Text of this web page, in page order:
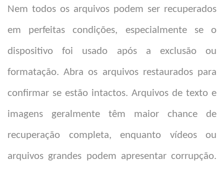
Nem todos os arquivos podem ser recuperados
em perfeitas condições, especialmente se o
dispositivo foi usado após a exclusão ou
formatação. Abra os arquivos restaurados para
confirmar se estão intactos. Arquivos de texto e
imagens geralmente têm maior chance de
recuperação completa, enquanto vídeos ou
arquivos grandes podem apresentar corrupção.